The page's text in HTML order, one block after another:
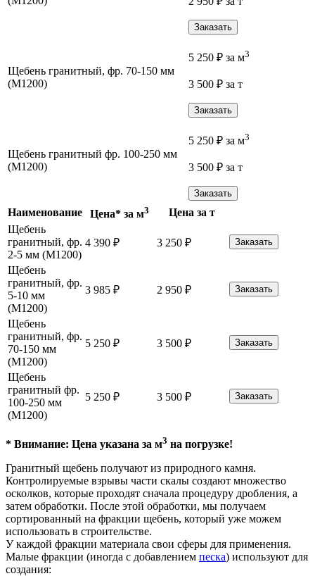
Заказать
Щебень гранитный, фр. 70-150 мм
(М1200)
5 250 ₽ за м3
3 500 ₽ за т
Заказать
Щебень гранитный фр. 100-250 мм
(М1200)
5 250 ₽ за м3
3 500 ₽ за т
Заказать
Наименование Цена* за м3
Цена за т
Щебень
гранитный, фр.
2-5 мм (М1200)
4 390 ₽ 3 250 ₽ Заказать
Щебень
гранитный, фр.
5-10 мм
(М1200)
3 985 ₽ 2 950 ₽ Заказать
Щебень
гранитный, фр.
70-150 мм
(М1200)
5 250 ₽ 3 500 ₽ Заказать
Щебень
гранитный фр.
100-250 мм
(М1200)
5 250 ₽ 3 500 ₽ Заказать
* Внимание: Цена указана за м3 на погрузке!
Гранитный щебень получают из природного камня.
Контролируемые взрывы части скалы создают множество
осколков, которые проходят сначала процедуру дробления, а
затем обработки. После этой обработки, мы получаем
сортированный на фракции щебень, который уже можем
использовать в строительстве.
У каждой фракции материала свои сферы для применения.
Малые фракции (иногда с добавлением песка) используют для
создания: